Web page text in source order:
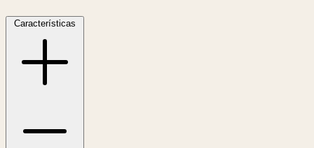
Características